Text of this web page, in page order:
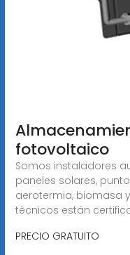
fotovoltaico
Somos instaladores
paneles solares,
aerotermia, biomasa
técnicos están
PRECIO GRATUITO